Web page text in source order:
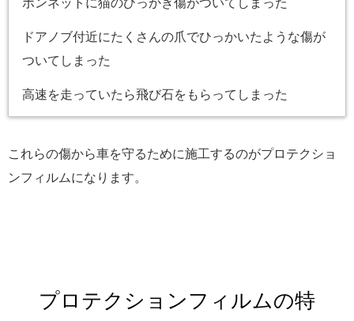
ボンネットに猫のひっかき傷がついてしまった
ドアノブ付近にたくさんの爪でひっかいたような傷が
ついてしまった
高速を走っていたら飛び石をもらってしまった
これらの傷から車を守るために施工するのがプロテクショ
ンフィルムになります。
プロテクションフィルムの特